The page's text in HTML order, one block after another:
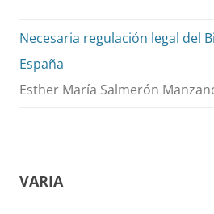
Necesaria regulación legal del
España
Esther María Salmerón
VARIA